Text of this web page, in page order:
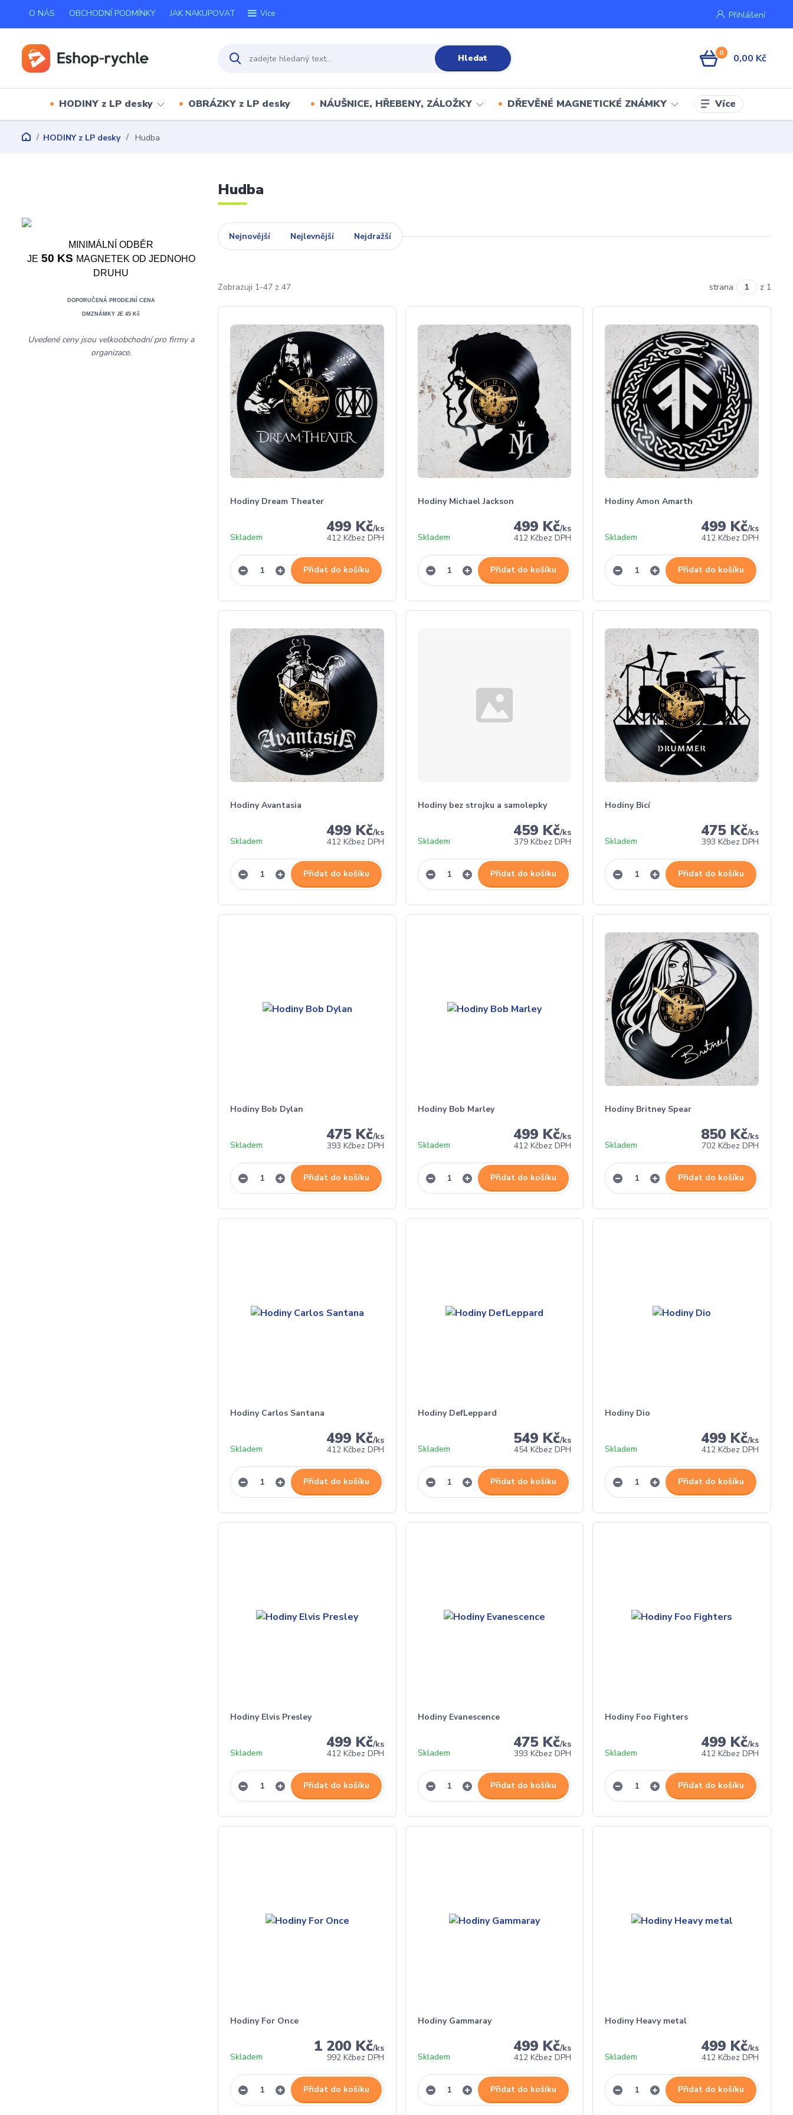
O NÁS OBCHODNÍ PODMÍNKY JAK NAKUPOVAT Více Přihlášení
Hledat 0 0,00 Kč
HODINY z LP desky OBRÁZKY z LP desky NÁUŠNICE, HŘEBENY, ZÁLOŽKY DŘEVĚNÉ MAGNETICKÉ ZNÁMKY Více
HODINY z LP desky Hudba
Hudba
Nejnovější Nejlevnější Nejdražší
Zobrazuji 1-47 z 47 strana z 1
Hodiny Dream Theater
499 Kč/ks
412 Kčbez DPH
Skladem
Přidat do košíku
Hodiny Michael Jackson
499 Kč/ks
412 Kčbez DPH
Skladem
Přidat do košíku
Hodiny Amon Amarth
499 Kč/ks
412 Kčbez DPH
Skladem
Přidat do košíku
Hodiny Avantasia
499 Kč/ks
412 Kčbez DPH
Skladem
Přidat do košíku
Hodiny bez strojku a samolepky
459 Kč/ks
379 Kčbez DPH
Skladem
Přidat do košíku
Hodiny Bicí
475 Kč/ks
393 Kčbez DPH
Skladem
Přidat do košíku
Hodiny Bob Dylan
475 Kč/ks
393 Kčbez DPH
Skladem
Přidat do košíku
Hodiny Bob Marley
499 Kč/ks
412 Kčbez DPH
Skladem
Přidat do košíku
Hodiny Britney Spear
850 Kč/ks
702 Kčbez DPH
Skladem
Přidat do košíku
Hodiny Carlos Santana
499 Kč/ks
412 Kčbez DPH
Skladem
Přidat do košíku
Hodiny DefLeppard
549 Kč/ks
454 Kčbez DPH
Skladem
Přidat do košíku
Hodiny Dio
499 Kč/ks
412 Kčbez DPH
Skladem
Přidat do košíku
Hodiny Elvis Presley
499 Kč/ks
412 Kčbez DPH
Skladem
Přidat do košíku
Hodiny Evanescence
475 Kč/ks
393 Kčbez DPH
Skladem
Přidat do košíku
Hodiny Foo Fighters
499 Kč/ks
412 Kčbez DPH
Skladem
Přidat do košíku
Hodiny For Once
1 200 Kč/ks
992 Kčbez DPH
Skladem
Přidat do košíku
Hodiny Gammaray
499 Kč/ks
412 Kčbez DPH
Skladem
Přidat do košíku
Hodiny Heavy metal
499 Kč/ks
412 Kčbez DPH
Skladem
Přidat do košíku
MINIMÁLNÍ ODBĚR
JE 50 KS MAGNETEK OD JEDNOHO
DRUHU
DOPORUČENÁ PRODEJNÍ CENA
DMZNÁMKY JE 45 Kč
Uvedené ceny jsou velkoobchodní pro firmy a
organizace.